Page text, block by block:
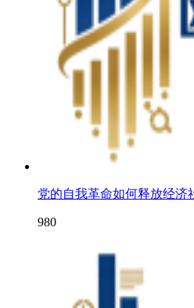
党的自我革命如何释放经济
980